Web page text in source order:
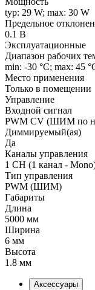
typ: 29 W; max: 30 W
Предельное
0.1 В
Эксплуатационные
Диапазон рабочих
min: -30 °C; max: 45
Место применения
Только в помещении
Управление
Входной сигнал
PWM СV (ШИМ по
Диммируемый(ая)
Да
Каналы управления
1 CH (1 канал -
Тип управления
PWM (ШИМ)
Габариты
Длина
5000 мм
Ширина
6 мм
Высота
1.8 мм
Аксессуары